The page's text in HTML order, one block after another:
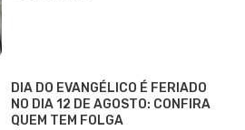
DIA DO EVANGÉLICO É FERIADO
NO DIA 12 DE AGOSTO: CONFIRA
QUEM TEM FOLGA